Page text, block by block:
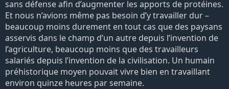
sans défense afin d’augmenter les apports de protéines.
Et nous n’avions même pas besoin d’y travailler dur –
beaucoup moins durement en tout cas que des paysans
asservis dans le champ d’un autre depuis l’invention de
l’agriculture, beaucoup moins que des travailleurs
salariés depuis l’invention de la civilisation. Un humain
préhistorique moyen pouvait vivre bien en travaillant
environ quinze heures par semaine.